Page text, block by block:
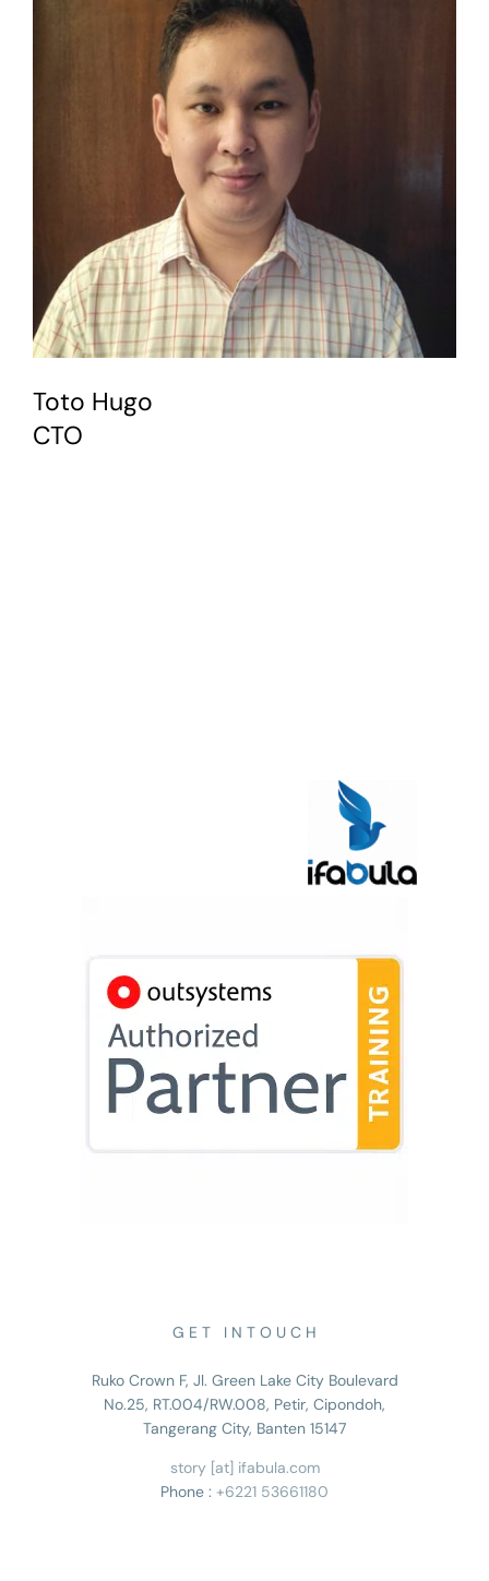
Toto Hugo
CTO
G E T I N T O U C H
Ruko Crown F, Jl. Green Lake City Boulevard
No.25, RT.004/RW.008, Petir, Cipondoh,
Tangerang City, Banten 15147
story [at] ifabula.com
Phone : +6221 53661180